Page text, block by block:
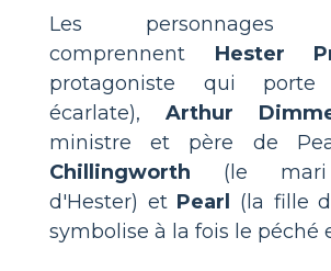
Les personnages
comprennent Hester
protagoniste qui
écarlate), Arthur
ministre et père de
Chillingworth (le mari
d'Hester) et Pearl
(la fille
symbolise à la fois le péché